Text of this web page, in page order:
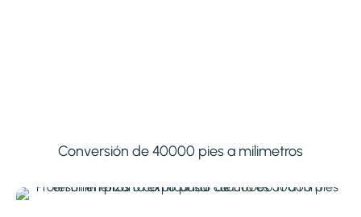
Conversión de 40000 pies a milimetros